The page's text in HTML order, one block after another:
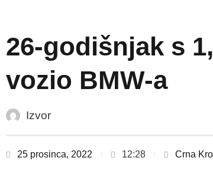
26-godišnjak s
vozio BMW-a
Izvor
25 prosinca, 2022 12:28 Crna